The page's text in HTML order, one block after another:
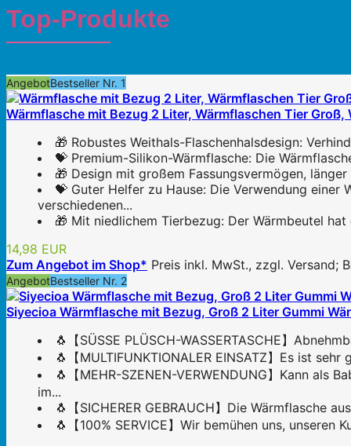
Top-Produkte
AngebotBestseller Nr. 1
Wärmflasche mit Bezug 2 Liter, Wärmflaschen Tier
🎁 Robustes Weithals-Flaschenhalsdesign:
💝 Premium-Silikon-Wärmflasche: Die
🎁 Design mit großem Fassungsvermögen,
💝 Guter Helfer zu Hause: Die Verwendung
verschiedenen...
🎁 Mit niedlichem Tierbezug: Der Wärmbeutel
14,98 EUR
Zum Angebot im Shop* Preis inkl. MwSt., zzgl. Versand;
AngebotBestseller Nr. 2
Siyecioa Wärmflasche mit Bezug, Groß 2 Liter Gummi
🐧【SÜSSE PLÜSCH-WASSERTASCHE】
🐧【MULTIFUNKTIONALER EINSATZ】Es ist
🐧【MEHR-SZENEN-VERWENDUNG】Kann als
im...
🐧【SICHERER GEBRAUCH】Die
🐧【100% SERVICE】Wir bemühen uns,